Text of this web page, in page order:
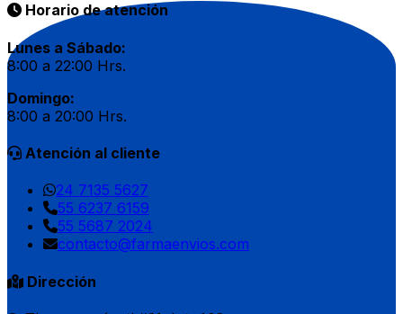
Horario de atención
Lunes a Sábado:
8:00 a 22:00 Hrs.
Domingo:
8:00 a 20:00 Hrs.
Atención al cliente
24 7135 5627
55 6237 6159
55 5687 2024
contacto@farmaenvios.com
Dirección